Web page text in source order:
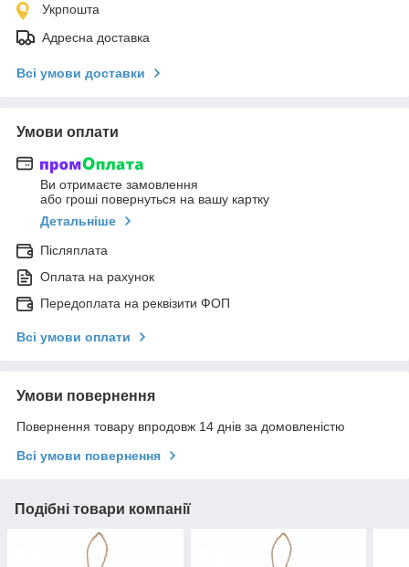
Укрпошта
Адресна доставка
Всі умови доставки
Умови оплати
Ви отримаєте замовлення
або гроші повернуться на вашу картку
Детальніше
Післяплата
Оплата на рахунок
Передоплата на реквізити ФОП
Всі умови оплати
Умови повернення
Повернення товару впродовж 14 днів за домовленістю
Всі умови повернення
Подібні товари компанії